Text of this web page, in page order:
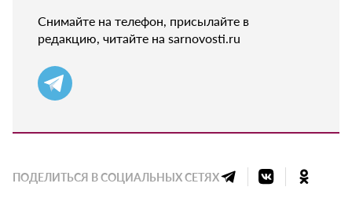
Снимайте на телефон, присылайте в
редакцию, читайте на sarnovosti.ru
ПОДЕЛИТЬСЯ В СОЦИАЛЬНЫХ СЕТЯХ